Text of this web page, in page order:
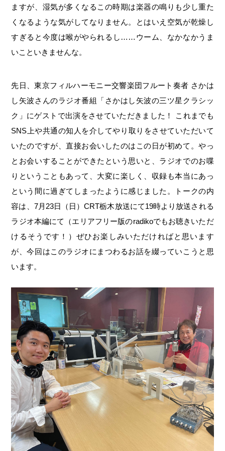
ますが、湿気が多くなるこの時期は楽器の鳴りも少し重た
くなるような気がしてなりません。とはいえ空気が乾燥し
すぎると今度は喉がやられるし……ウーム、なかなかうま
いこといきませんな。
先日、東京フィルハーモニー交響楽団フルート奏者 さかは
し矢波さんのラジオ番組「さかはし矢波の三ツ星クラシッ
ク」にゲストで出演をさせていただきました！ これまでも
SNS上や共通の知人を介してやり取りをさせていただいて
いたのですが、直接お会いしたのはこの日が初めて。やっ
とお会いすることができたという思いと、ラジオでのお喋
りということもあって、大変に楽しく、収録も本当にあっ
という間に過ぎてしまったように感じました。トークの内
容は、7月23日（日）CRT栃木放送にて19時より放送される
ラジオ本編にて（エリアフリー版のradikoでもお聴きいただ
けるそうです！）ぜひお楽しみいただければと思います
が、今回はこのラジオにまつわるお話を綴っていこうと思
います。